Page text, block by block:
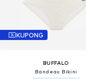
KUPONG
BUFFALO
Bandeau Bikini